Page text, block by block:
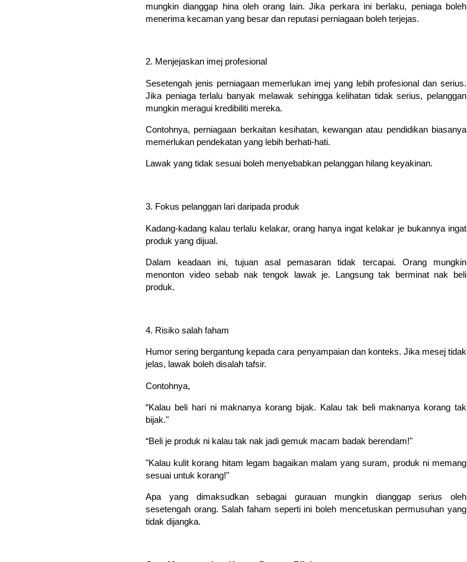
mungkin dianggap hina oleh orang lain. Jika perkara ini berlaku, peniaga boleh
menerima kecaman yang besar dan reputasi perniagaan boleh terjejas.
2. Menjejaskan imej profesional
Sesetengah jenis perniagaan memerlukan imej yang lebih profesional dan serius.
Jika peniaga terlalu banyak melawak sehingga kelihatan tidak serius, pelanggan
mungkin meragui kredibiliti mereka.
Contohnya, perniagaan berkaitan kesihatan, kewangan atau pendidikan biasanya
memerlukan pendekatan yang lebih berhati-hati.
Lawak yang tidak sesuai boleh menyebabkan pelanggan hilang keyakinan.
3. Fokus pelanggan lari daripada produk
Kadang-kadang kalau terlalu kelakar, orang hanya ingat kelakar je bukannya ingat
produk yang dijual.
Dalam keadaan ini, tujuan asal pemasaran tidak tercapai. Orang mungkin
menonton video sebab nak tengok lawak je. Langsung tak berminat nak beli
produk.
4. Risiko salah faham
Humor sering bergantung kepada cara penyampaian dan konteks. Jika mesej tidak
jelas, lawak boleh disalah tafsir.
Contohnya,
“Kalau beli hari ni maknanya korang bijak. Kalau tak beli maknanya korang tak
bijak."
“Beli je produk ni kalau tak nak jadi gemuk macam badak berendam!"
"Kalau kulit korang hitam legam bagaikan malam yang suram, produk ni memang
sesuai untuk korang!"
Apa yang dimaksudkan sebagai gurauan mungkin dianggap serius oleh
sesetengah orang. Salah faham seperti ini boleh mencetuskan permusuhan yang
tidak dijangka.